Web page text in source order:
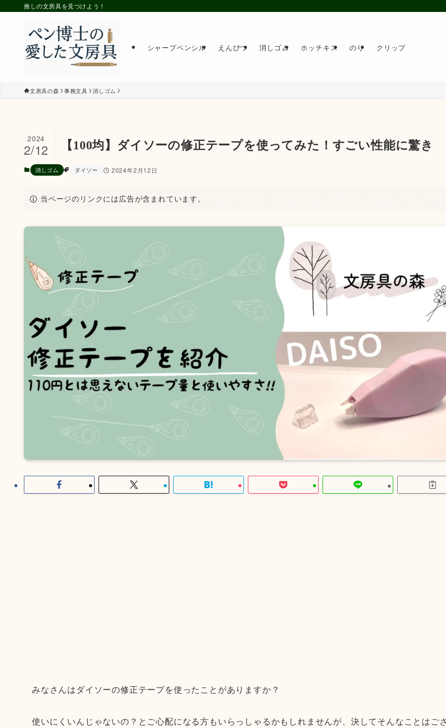
推しの文房具を見つけよう！
シャープペンシル えんぴつ 消しゴム ホッチキス のり クリップ
文房具の森 事務文具 消しゴム
【100均】ダイソーの修正テープを使ってみた！すごい性能に驚き
2024
2/12
消しゴム ダイソー 2024年2月12日
当ページのリンクには広告が含まれています。
みなさんはダイソーの修正テープを使ったことがありますか？
使いにくいんじゃないの？とご心配になる方もいらっしゃるかもしれませんが、決してそんなことはご